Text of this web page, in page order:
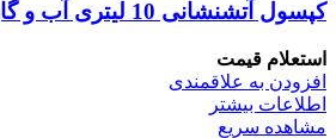
کپسول آتشنشانی 10 لیتری آب و گاز خزرسیلندر
استعلام قیمت
افزودن به علاقمندی
اطلاعات بیشتر
مشاهده سریع